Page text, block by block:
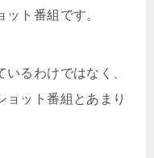
ト番組です。
るわけではなく、
ョット番組とあまり